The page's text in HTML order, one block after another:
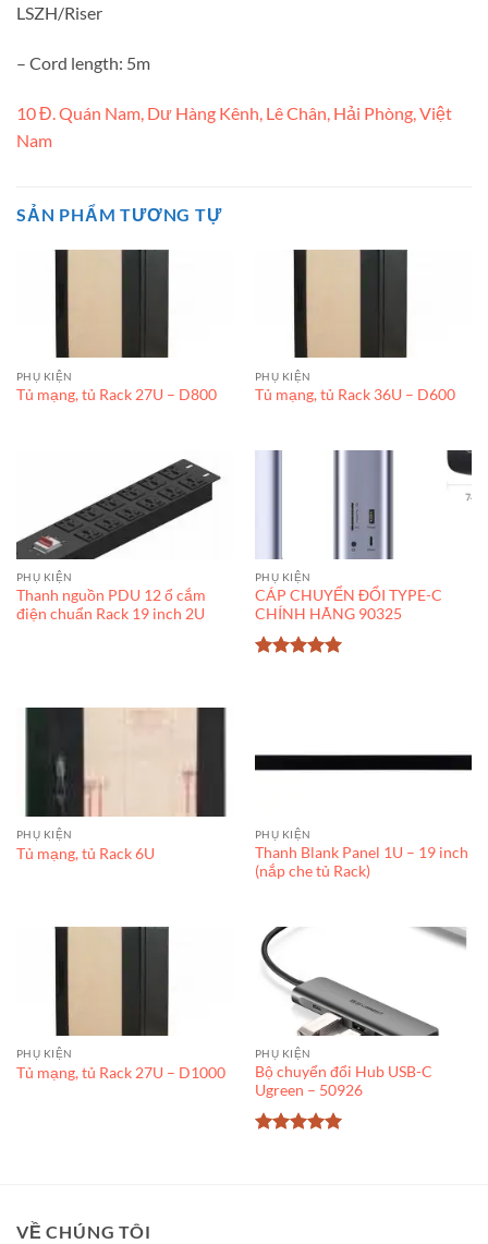
LSZH/Riser
– Cord length: 5m
10 Đ. Quán Nam, Dư Hàng Kênh, Lê Chân, Hải Phòng, Việt
Nam
SẢN PHẨM TƯƠNG TỰ
PHỤ KIỆN
Tủ mạng, tủ Rack 27U – D800
PHỤ KIỆN
Tủ mạng, tủ Rack 36U – D600
PHỤ KIỆN
Thanh nguồn PDU 12 ổ cắm
điện chuẩn Rack 19 inch 2U
PHỤ KIỆN
CÁP CHUYỂN ĐỔI TYPE-C
CHÍNH HÃNG 90325
PHỤ KIỆN
Tủ mạng, tủ Rack 6U
PHỤ KIỆN
Thanh Blank Panel 1U – 19 inch
(nắp che tủ Rack)
PHỤ KIỆN
Tủ mạng, tủ Rack 27U – D1000
PHỤ KIỆN
Bộ chuyển đổi Hub USB-C
Ugreen – 50926
VỀ CHÚNG TÔI